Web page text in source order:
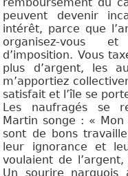
peuvent devenir
intérêt, parce que
organisez-vous
d’imposition. Vous
plus d’argent, les
m’apportiez
satisfait et l’île se
Les naufragés se
Martin songe : «
sont de bons
leur ignorance et
voulaient de
Un sourire